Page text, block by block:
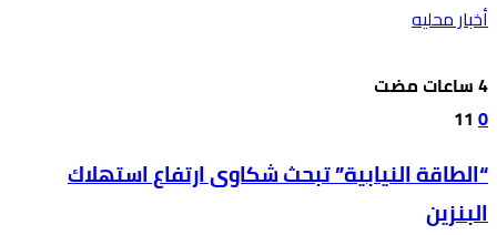
أخبار محليه
0
11
“الطاقة النيابية” تبحث شكاوى ارتفاع استهلاك
البنزين